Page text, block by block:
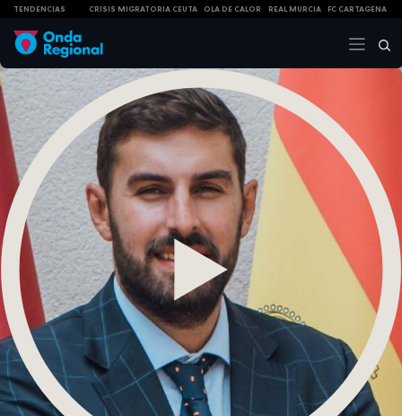
TENDENCIAS CRISIS MIGRATORIA CEUTA OLA DE CALOR REAL MURCIA FC CARTAGENA